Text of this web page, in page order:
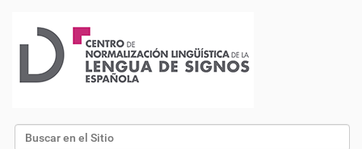
Buscar